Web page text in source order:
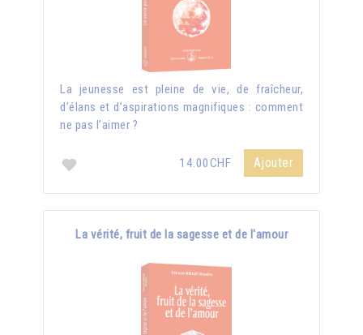
La jeunesse est pleine de vie, de fraîcheur,
d’élans et d’aspirations magnifiques : comment
ne pas l’aimer ?
14.00CHF Ajouter
La vérité, fruit de la sagesse et de l'amour